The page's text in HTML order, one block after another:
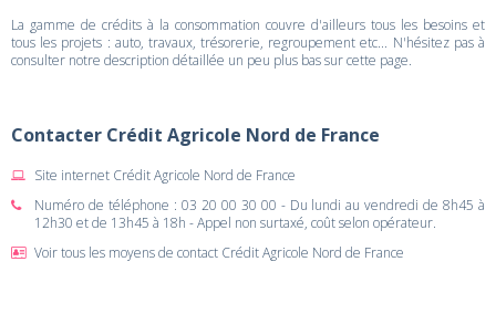
La gamme de crédits à la consommation couvre d'ailleurs tous les besoins et
tous les projets : auto, travaux, trésorerie, regroupement etc... N'hésitez pas à
consulter notre description détaillée un peu plus bas sur cette page.
Contacter Crédit Agricole Nord de France
Site internet Crédit Agricole Nord de France
Numéro de téléphone : 03 20 00 30 00 - Du lundi au vendredi de 8h45 à
12h30 et de 13h45 à 18h - Appel non surtaxé, coût selon opérateur.
Voir tous les moyens de contact Crédit Agricole Nord de France